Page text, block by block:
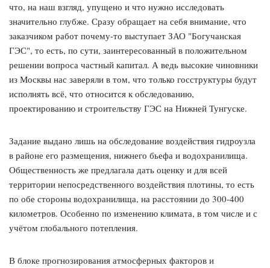
что, на наш взгляд, упущено и что нужно исследовать
значительно глубже. Сразу обращает на себя внимание, что
заказчиком работ почему-то выступает ЗАО "Богучанская
ГЭС", то есть, по сути, заинтересованный в положительном
решении вопроса частный капитал. А ведь высокие чиновники
из Москвы нас заверяли в том, что только госструктуры будут
исполнять всё, что относится к обследованию,
проектированию и строительству ГЭС на Нижней Тунгуске.
Задание выдано лишь на обследование воздействия гидроузла
в районе его размещения, нижнего бьефа и водохранилища.
Общественность же предлагала дать оценку и для всей
территории непосредственного воздействия плотины, то есть
по обе стороны водохранилища, на расстоянии до 300-400
километров. Особенно по изменению климата, в том числе и с
учётом глобального потепления.
В блоке прогнозирования атмосферных факторов и